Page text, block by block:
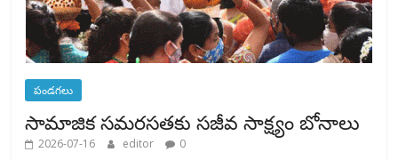
పండగలు
సామాజిక సమరసతకు సజీవ సాక్ష్యం బోనాలు
2026-07-16 editor 0